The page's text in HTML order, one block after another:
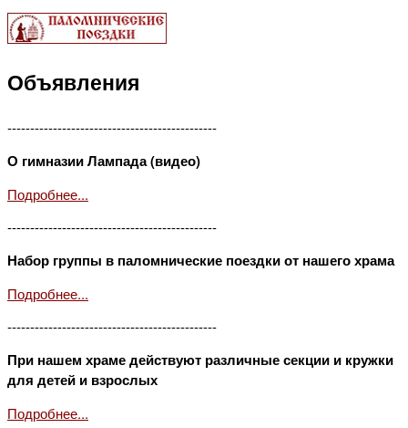
Объявления
----------------------------------------------
О гимназии Лампада (видео)
Подробнее...
----------------------------------------------
Набор группы в паломнические поездки от нашего храма
Подробнее...
----------------------------------------------
При нашем храме действуют различные секции и кружки
для детей и взрослых
Подробнее...